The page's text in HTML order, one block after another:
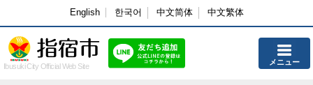
English 한국어 中文简体 中文繁体
Ibusuki City Official Web Site メニュー